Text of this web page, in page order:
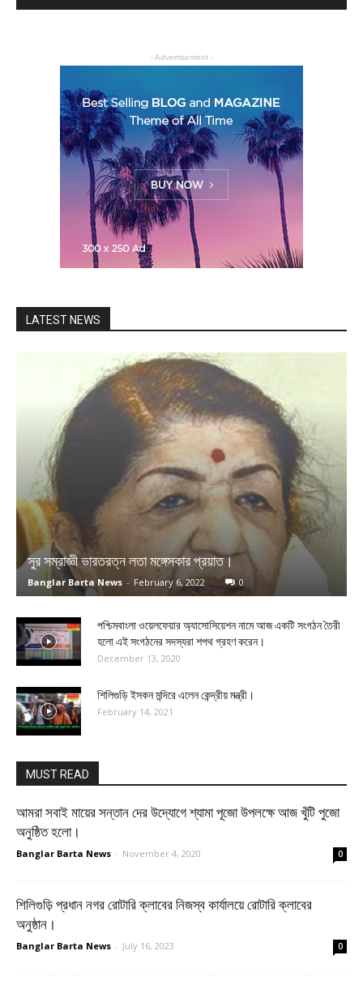
- Advertisement -
LATEST NEWS
সুর সম্রাজ্ঞী ভারতরত্ন লতা মঙ্গেসকার প্রয়াত।
Banglar Barta News - February 6, 2022 0
পশ্চিমবাংলা ওয়েলফেয়ার অ্যাসোসিয়েশন নামে আজ একটি সংগঠন তৈরী
হলো এই সংগঠনের সদস্যরা শপথ গ্রহণ করেন।
December 13, 2020
শিলিগুড়ি ইসকন মন্দিরে এলেন কেন্দ্রীয় মন্ত্রী।
February 14, 2021
MUST READ
আমরা সবাই মায়ের সন্তান দের উদ্যোগে শ্যামা পূজো উপলক্ষে আজ খুঁটি পুজো
অনুষ্ঠিত হলো।
Banglar Barta News - November 4, 2020 0
শিলিগুড়ি প্রধান নগর রোটারি ক্লাবের নিজস্ব কার্যালয়ে রোটারি ক্লাবের
অনুষ্ঠান।
Banglar Barta News - July 16, 2023 0